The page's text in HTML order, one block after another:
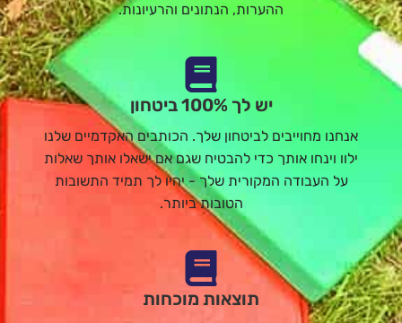
ההערות, הנתונים והרעיונות.
יש לך 100% ביטחון
אנחנו מחוייבים לביטחון שלך. הכותבים האקדמיים שלנו
ילוו וינחו אותך כדי להבטיח שגם אם ישאלו אותך שאלות
על העבודה המקורית שלך - יהיו לך תמיד התשובות
הטובות ביותר.
תוצאות מוכחות